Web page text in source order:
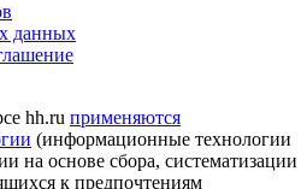
данных
hh.ru применяются
(информационные технологии
на основе сбора, систематизации
к предпочтениям